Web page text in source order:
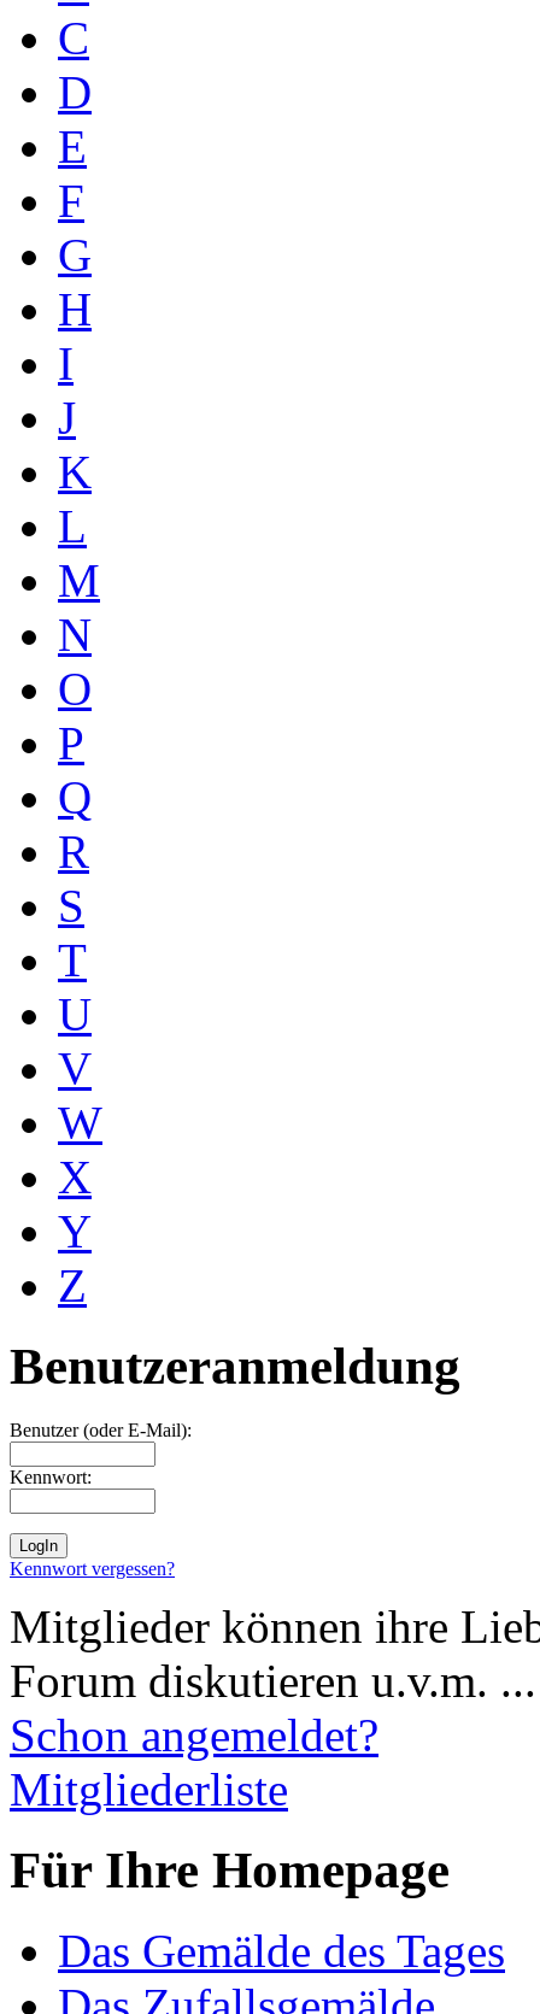
C
D
E
F
G
H
I
J
K
L
M
N
O
P
Q
R
S
T
U
V
W
X
Y
Z
Benutzeranmeldung
Benutzer (oder E-Mail):
Kennwort:
Kennwort vergessen?
Mitglieder können ihre
Forum diskutieren u.v.m. ...
Schon angemeldet?
Mitgliederliste
Für Ihre Homepage
Das Gemälde des Tages